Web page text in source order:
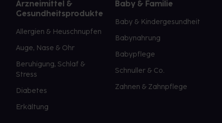
Arzneimittel &
Gesundheitsprodukte
Allergien & Heuschnupfen
Auge, Nase & Ohr
Beruhigung, Schlaf &
Stress
Diabetes
Erkältung
Baby & Familie
Baby & Kindergesundheit
Babynahrung
Babypflege
Schnuller & Co.
Zahnen & Zahnpflege